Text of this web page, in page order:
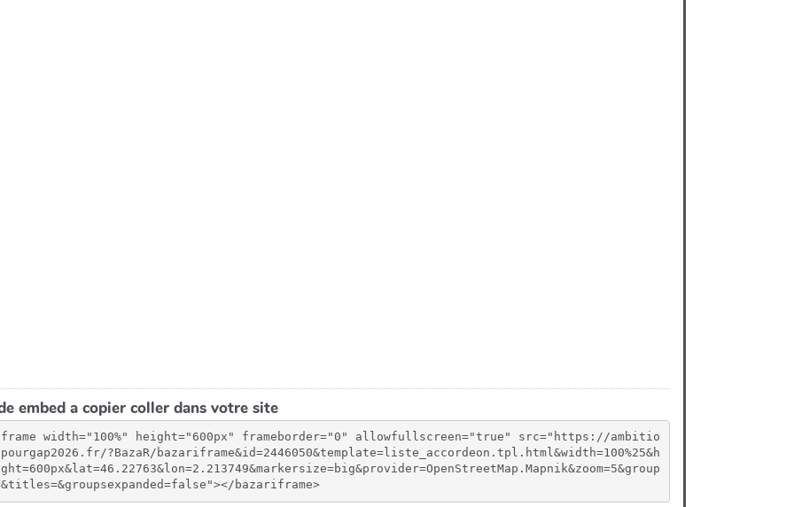
embed a copier coller dans votre site
width="100%" height="600px" frameborder="0" allowfullscreen="true" src="https://ambitio
?BazaR/bazariframe&id=2446050&template=liste_accordeon.tpl.html&width=100%25&h
bazariframe>